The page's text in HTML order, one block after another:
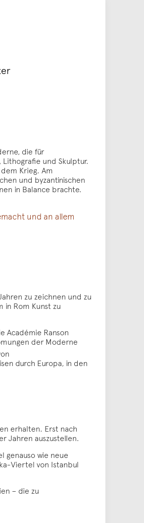
und Skulptur.
Krieg. Am
und byzantinischen
in Balance brachte.
und an allem
zu zeichnen und zu
Rom Kunst zu
Académie Ranson
der Moderne
durch Europa, in den
erhalten. Erst nach
Jahren auszustellen.
genauso wie neue
Viertel von Istanbul
– die zu